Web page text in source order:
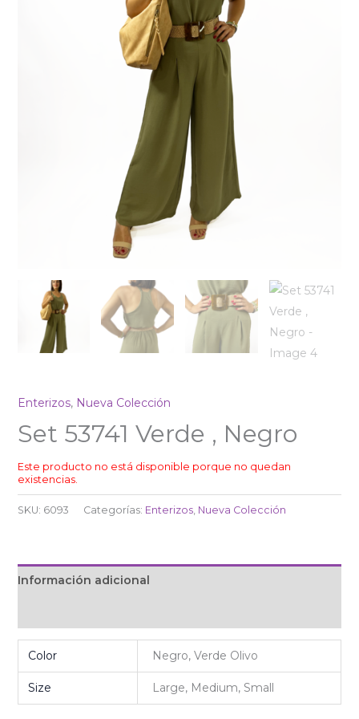
Enterizos, Nueva Colección
Set 53741 Verde , Negro
Este producto no está disponible porque no quedan
existencias.
SKU: 6093 Categorías: Enterizos, Nueva Colección
Información adicional
Color Negro, Verde Olivo
Size Large, Medium, Small